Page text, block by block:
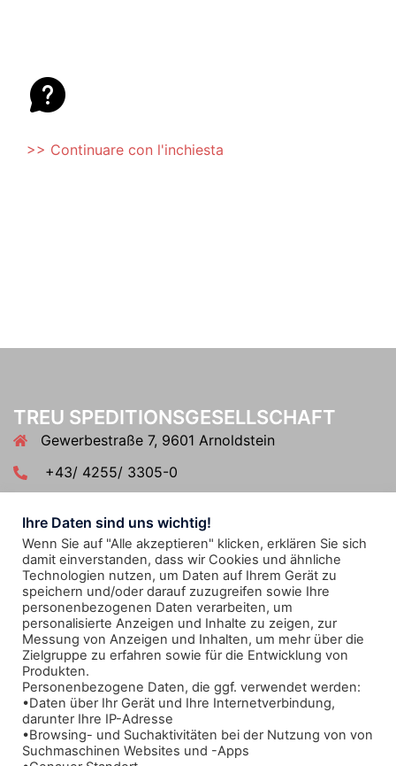
>> Continuare con l'inchiesta
TREU SPEDITIONSGESELLSCHAFT
Gewerbestraße 7, 9601 Arnoldstein
+43/ 4255/ 3305-0
TREU SPEDITIONSGESELLSCHAFT
Industriestrasse 31, 2353 Wien/Guntramsdorf
+43/ 2236/ 866 900-0
treuwien@treu-sped.at
Termini e condizioni generali di TREU Spedizioni
Informativa per il trattamento dei dati personali
Ihre Daten sind uns wichtig!
Wenn Sie auf "Alle akzeptieren" klicken, erklären Sie sich
damit einverstanden, dass wir Cookies und ähnliche
Technologien nutzen, um Daten auf Ihrem Gerät zu
speichern und/oder darauf zuzugreifen sowie Ihre
personenbezogenen Daten verarbeiten, um
personalisierte Anzeigen und Inhalte zu zeigen, zur
Messung von Anzeigen und Inhalten, um mehr über die
Zielgruppe zu erfahren sowie für die Entwicklung von
Produkten.
Personenbezogene Daten, die ggf. verwendet werden:
•Daten über Ihr Gerät und Ihre Internetverbindung,
darunter Ihre IP-Adresse
•Browsing- und Suchaktivitäten bei der Nutzung von von
Suchmaschinen Websites und -Apps